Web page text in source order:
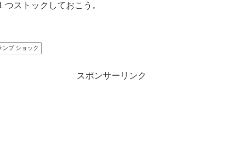
ストックしておこう。
ンプ ショック
スポンサーリンク